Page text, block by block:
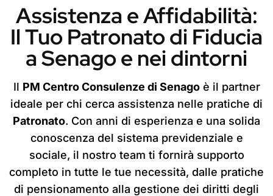
Assistenza e Affidabilità:
Il Tuo Patronato di Fiducia
a Senago e nei dintorni
Il PM Centro Consulenze di Senagoè il partner
ideale per chi cerca assistenza nelle pratiche di
Patronato. Con anni di esperienza e una solida
conoscenza del sistema previdenziale e
sociale, il nostro team ti fornirà supporto
completo in tutte le tue necessità, dalle pratiche
di pensionamento alla gestione dei diritti degli